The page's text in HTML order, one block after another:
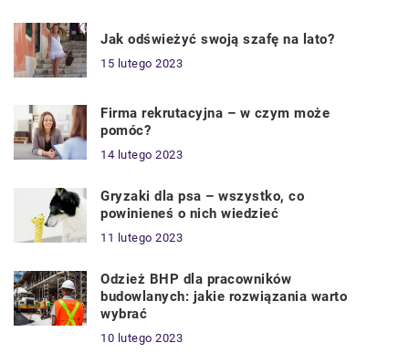
Jak odświeżyć swoją szafę na lato?
15 lutego 2023
Firma rekrutacyjna – w czym może
pomóc?
14 lutego 2023
Gryzaki dla psa – wszystko, co
powinieneś o nich wiedzieć
11 lutego 2023
Odzież BHP dla pracowników
budowlanych: jakie rozwiązania warto
wybrać
10 lutego 2023